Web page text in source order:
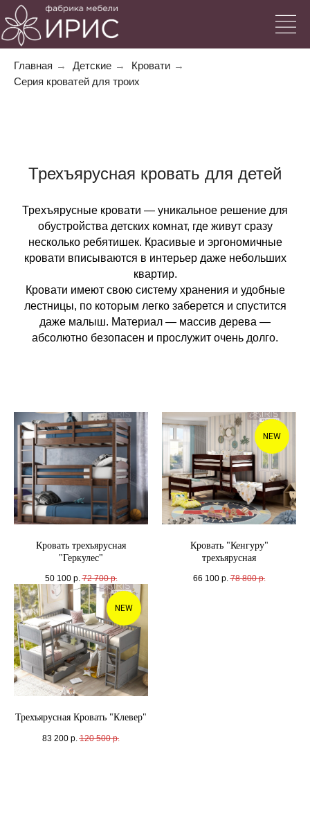
Главная → Детские → Кровати →
Серия кроватей для троих
Трехъярусная кровать для детей
Трехъярусные кровати — уникальное решение для
обустройства детских комнат, где живут сразу
несколько ребятишек. Красивые и эргономичные
кровати вписываются в интерьер даже небольших
квартир.
Кровати имеют свою систему хранения и удобные
лестницы, по которым легко заберется и спустится
даже малыш. Материал — массив дерева —
абсолютно безопасен и прослужит очень долго.
Кровать трехъярусная
"Геркулес"
50 100 р. 72 700 р.
NEW
Кровать "Кенгуру"
трехъярусная
66 100 р. 78 800 р.
NEW
Трехъярусная Кровать "Клевер"
83 200 р. 120 500 р.